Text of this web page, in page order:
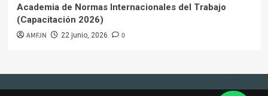
Academia de Normas Internacionales del Trabajo
(Capacitación 2026)
AMFJN 22 junio, 2026 0